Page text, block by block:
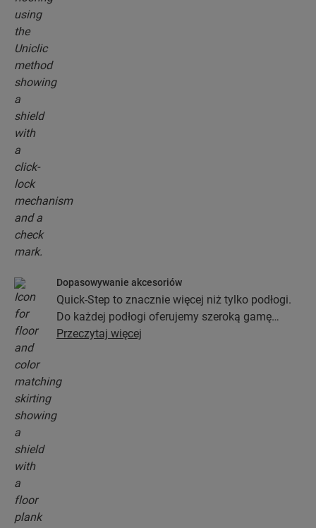
Dopasowywanie akcesoriów
Quick-Step to znacznie więcej niż tylko podłogi.
Do każdej podłogi oferujemy szeroką gamę
akcesoriów włącznie z podkładami, profilami
do koloru wybranej podłogi.
Przeczytaj więcej